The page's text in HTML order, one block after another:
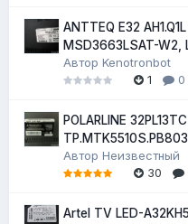
ANTTEQ E32
MSD3663LSAT-W2,
Автор Kenotronbot
1
0
POLARLINE
Автор Неизвестный
30
Artel TV LED-